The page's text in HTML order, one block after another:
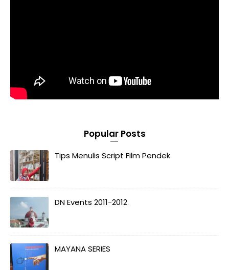
Popular Posts
Tips Menulis Script Film Pendek
DN Events 2011-2012
MAYANA SERIES